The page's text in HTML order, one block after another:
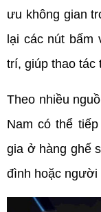
ưu không gian
lại các nút bấm
trí, giúp thao tác
Theo nhiều
Nam có thể
gia ở hàng ghế
đình hoặc người